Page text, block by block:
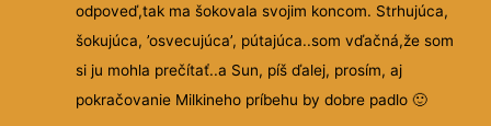
odpoveď,tak ma šokovala svojim koncom. Strhujúca,
šokujúca, ’osvecujúca’, pútajúca..som vďačná,že som
si ju mohla prečítať..a Sun, píš ďalej, prosím, aj
pokračovanie Milkineho príbehu by dobre padlo🙂